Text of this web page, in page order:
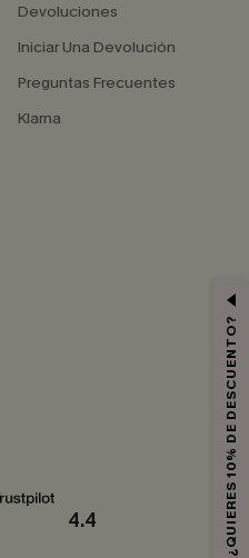
Devoluciones
Iniciar Una Devolución
Preguntas Frecuentes
Klarna
4.4 ¿QUIERES 10% DE DESCUENTO?